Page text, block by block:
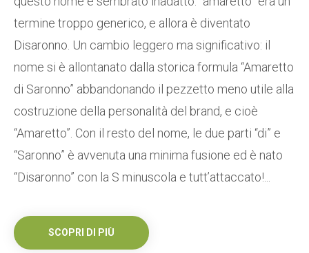
termine troppo generico, e allora è diventato
Disaronno. Un cambio leggero ma significativo: il
nome si è allontanato dalla storica formula “Amaretto
di Saronno” abbandonando il pezzetto meno utile alla
costruzione della personalità del brand, e cioè
“Amaretto”. Con il resto del nome, le due parti “di” e
“Saronno” è avvenuta una minima fusione ed è nato
“Disaronno” con la S minuscola e tutt’attaccato!...
SCOPRI DI PIÙ